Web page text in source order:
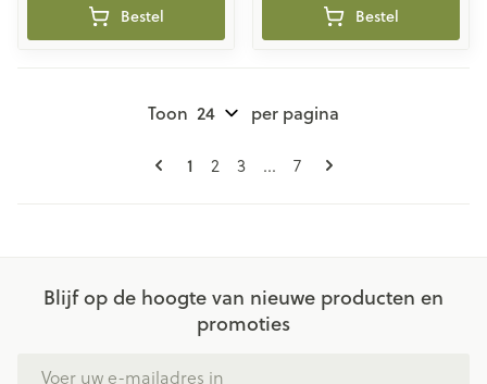
Bestel Bestel
Pagina's
U lees momenteel pagina
1 Pagina
2 Pagina
3 ... Pagina
7
Toon per pagina
Blijf op de hoogte van nieuwe producten en
promoties